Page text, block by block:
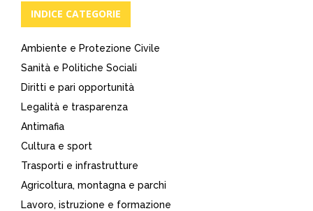
articoli
INDICE CATEGORIE
Ambiente e Protezione Civile
Sanità e Politiche Sociali
Diritti e pari opportunità
Legalità e trasparenza
Antimafia
Cultura e sport
Trasporti e infrastrutture
Agricoltura, montagna e parchi
Lavoro, istruzione e formazione